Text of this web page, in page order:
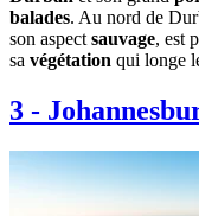
balades. Au nord de
son aspect sauvage, est
sa végétation qui longe
3 -